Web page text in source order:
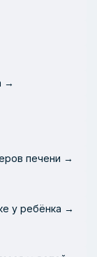
→
печени →
у ребёнка →